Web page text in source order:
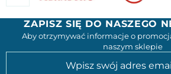
ZAPISZ SIĘ DO NASZEGO
Aby otrzymywać informacje o
naszym sklepie